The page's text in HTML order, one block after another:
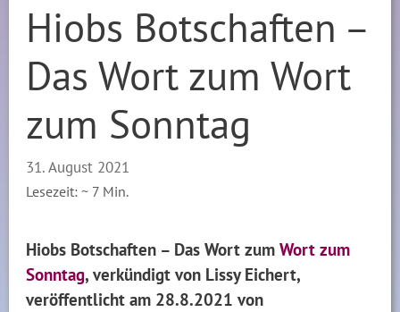
Hiobs Botschaften –
Das Wort zum Wort
zum Sonntag
31. August 2021
Lesezeit: ~ 7 Min.
Hiobs Botschaften – Das Wort zumWort zum
Sonntag, verkündigt von Lissy Eichert,
veröffentlicht am 28.8.2021 von